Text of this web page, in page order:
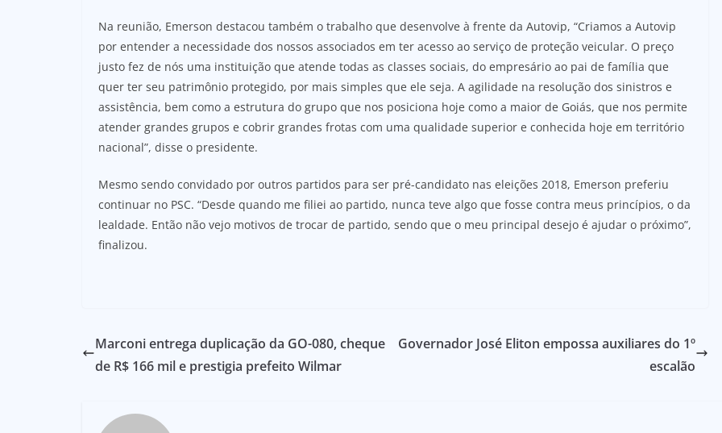
Na reunião, Emerson destacou também o trabalho que desenvolve à frente da Autovip, “Criamos a Autovip
por entender a necessidade dos nossos associados em ter acesso ao serviço de proteção veicular. O preço
justo fez de nós uma instituição que atende todas as classes sociais, do empresário ao pai de família que
quer ter seu patrimônio protegido, por mais simples que ele seja. A agilidade na resolução dos sinistros e
assistência, bem como a estrutura do grupo que nos posiciona hoje como a maior de Goiás, que nos permite
atender grandes grupos e cobrir grandes frotas com uma qualidade superior e conhecida hoje em território
nacional”, disse o presidente.
Mesmo sendo convidado por outros partidos para ser pré-candidato nas eleições 2018, Emerson preferiu
continuar no PSC. “Desde quando me filiei ao partido, nunca teve algo que fosse contra meus princípios, o da
lealdade. Então não vejo motivos de trocar de partido, sendo que o meu principal desejo é ajudar o próximo”,
finalizou.
Marconi entrega duplicação da GO-080, cheque
de R$ 166 mil e prestigia prefeito Wilmar
Governador José Eliton empossa auxiliares do 1º
escalão